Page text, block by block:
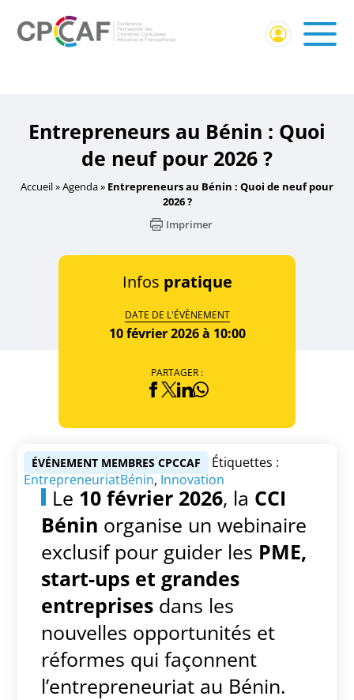
Bénin : Quoi de neuf pour 2026 ?
Entrepreneurs au Bénin : Quoi
de neuf pour 2026 ?
Accueil»Agenda» Entrepreneurs au Bénin : Quoi de neuf pour
2026 ?
Imprimer
Infos pratique
DATE DE L'ÉVÈNEMENT
10 février 2026 à 10:00
PARTAGER :
Le 10 février 2026, la CCI
Bénin organise un webinaire
exclusif pour guider les PME,
start-ups et grandes
entreprises dans les
nouvelles opportunités et
réformes qui façonnent
l’entrepreneuriat au Bénin.
ÉVÉNEMENT MEMBRES CPCCAF
Étiquettes :
EntrepreneuriatBénin,Innovation